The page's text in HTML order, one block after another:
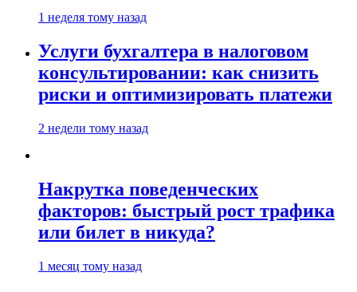
1 неделя тому назад
Услуги бухгалтера в налоговом
консультировании: как снизить
риски и оптимизировать платежи
2 недели тому назад
Накрутка поведенческих
факторов: быстрый рост трафика
или билет в никуда?
1 месяц тому назад